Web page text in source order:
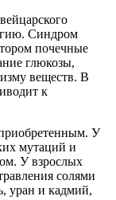
Синдром
почечные
глюкозы,
веществ. В
к
У
мутаций и
У взрослых
солями
уран и кадмий,